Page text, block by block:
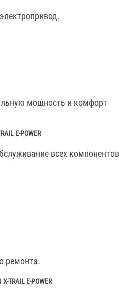
мощность и комфорт
E-POWER
всех компонентов
ремонта.
E-POWER